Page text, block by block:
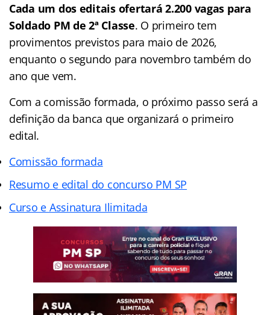
Cada um dos editais ofertará 2.200 vagas para
Soldado PM de 2ª Classe. O primeiro tem
provimentos previstos para maio de 2026,
enquanto o segundo para novembro também do
ano que vem.
Com a comissão formada, o próximo passo será a
definição da banca que organizará o primeiro
edital.
Comissão formada
Resumo e edital do concurso PM SP
Curso e Assinatura Ilimitada